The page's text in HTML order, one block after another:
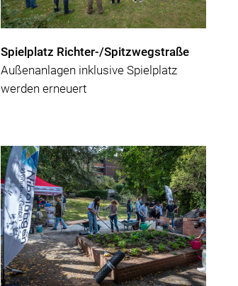
Spielplatz Richter-/Spitzwegstraße
Außenanlagen inklusive Spielplatz
werden erneuert